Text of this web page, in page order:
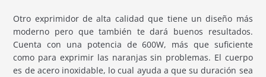
Otro exprimidor de alta calidad que tiene un diseño más
moderno pero que también te dará buenos resultados.
Cuenta con una potencia de 600W, más que suficiente
como para exprimir las naranjas sin problemas. El cuerpo
es de acero inoxidable, lo cual ayuda a que su duración sea